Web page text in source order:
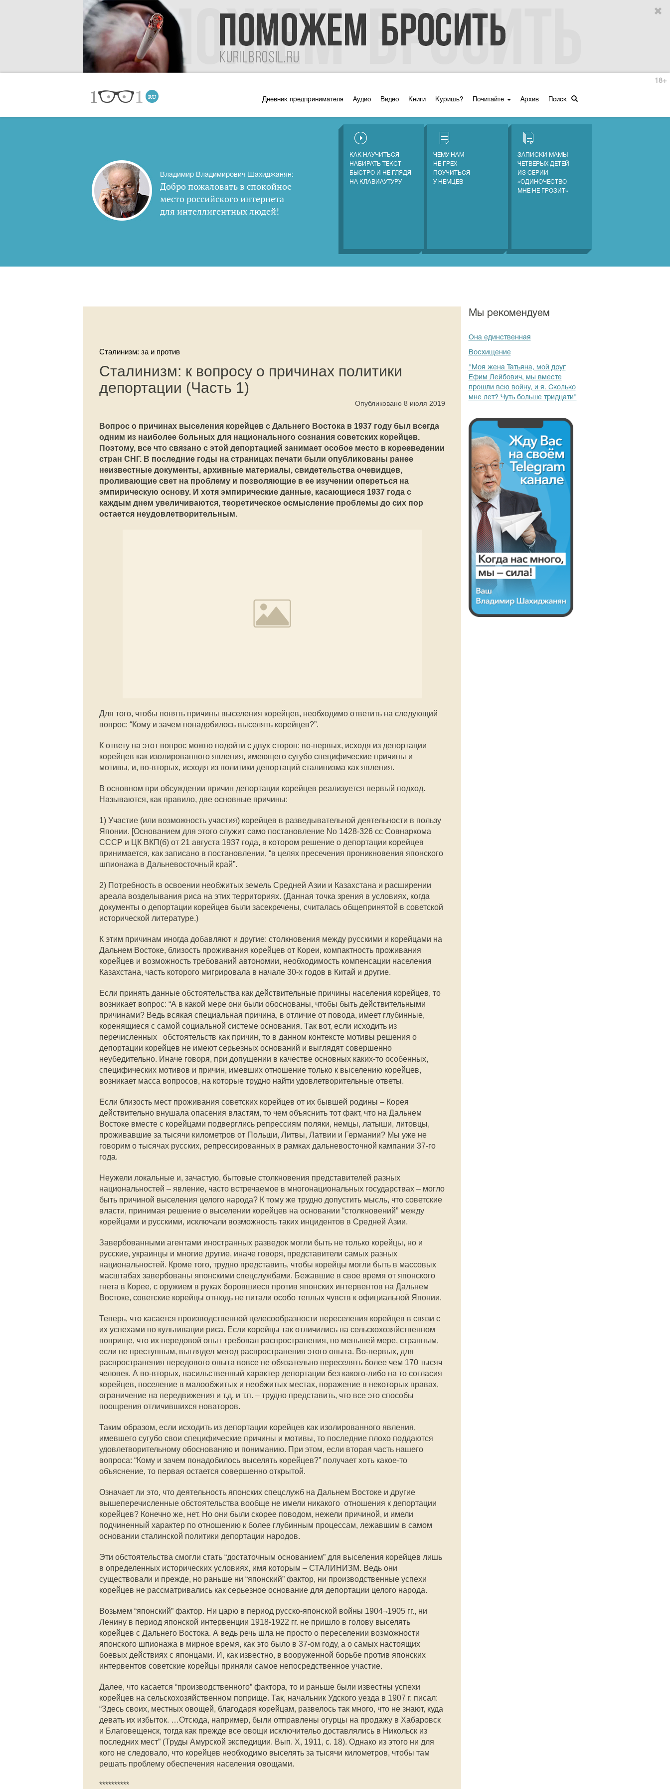
Дневник предпринимателя Аудио Видео Книги Куришь? Почитайте Архив Поиск
18+
Владимир Владимирович Шахиджанян:
Добро пожаловать в спокойное
место российского интернета
для интеллигентных людей!
КАК НАУЧИТЬСЯ
НАБИРАТЬ ТЕКСТ
БЫСТРО И НЕ ГЛЯДЯ
НА КЛАВИАУТУРУ
ЧЕМУ НАМ
НЕ ГРЕХ
ПОУЧИТЬСЯ
У НЕМЦЕВ
ЗАПИСКИ МАМЫ
ЧЕТВЕРЫХ ДЕТЕЙ
ИЗ СЕРИИ
«ОДИНОЧЕСТВО
МНЕ НЕ ГРОЗИТ»
Сталинизм: за и против
Сталинизм: к вопросу о причинах политики
депортации (Часть 1)
Опубликовано 8 июля 2019
Вопрос о причинах выселения корейцев с Дальнего Востока в 1937 году был всегда
одним из наиболее больных для национального сознания советских корейцев.
Поэтому, все что связано с этой депортацией занимает особое место в корееведении
стран СНГ. В последние годы на страницах печати были опубликованы ранее
неизвестные документы, архивные материалы, свидетельства очевидцев,
проливающие свет на проблему и позволяющие в ее изучении опереться на
эмпирическую основу. И хотя эмпирические данные, касающиеся 1937 года с
каждым днем увеличиваются, теоретическое осмысление проблемы до сих пор
остается неудовлетворительным.
Для того, чтобы понять причины выселения корейцев, необходимо ответить на следующий
вопрос: “Кому и зачем понадобилось выселять корейцев?”.
К ответу на этот вопрос можно подойти с двух сторон: во-первых, исходя из депортации
корейцев как изолированного явления, имеющего сугубо специфические причины и
мотивы, и, во-вторых, исходя из политики депортаций сталинизма как явления.
В основном при обсуждении причин депортации корейцев реализуется первый подход.
Называются, как правило, две основные причины:
1) Участие (или возможность участия) корейцев в разведывательной деятельности в пользу
Японии. [Основанием для этого служит само постановление No 1428-326 сс Совнаркома
СССР и ЦК ВКП(б) от 21 августа 1937 года, в котором решение о депортации корейцев
принимается, как записано в постановлении, “в целях пресечения проникновения японского
шпионажа в Дальневосточный край”.
2) Потребность в освоении необжитых земель Средней Азии и Казахстана и расширении
ареала возделывания риса на этих территориях. (Данная точка зрения в условиях, когда
документы о депортации корейцев были засекречены, считалась общепринятой в советской
исторической литературе.)
К этим причинам иногда добавляют и другие: столкновения между русскими и корейцами на
Дальнем Востоке, близость проживания корейцев от Кореи, компактность проживания
корейцев и возможность требований автономии, необходимость компенсации населения
Казахстана, часть которого мигрировала в начале 30-х годов в Китай и другие.
Если принять данные обстоятельства как действительные причины населения корейцев, то
возникает вопрос: “А в какой мере они были обоснованы, чтобы быть действительными
причинами? Ведь всякая специальная причина, в отличие от повода, имеет глубинные,
коренящиеся с самой социальной системе основания. Так вот, если исходить из
перечисленных обстоятельств как причин, то в данном контексте мотивы решения о
депортации корейцев не имеют серьезных оснований и выглядят совершенно
неубедительно. Иначе говоря, при допущении в качестве основных каких-то особенных,
специфических мотивов и причин, имевших отношение только к выселению корейцев,
возникает масса вопросов, на которые трудно найти удовлетворительные ответы.
Если близость мест проживания советских корейцев от их бывшей родины – Корея
действительно внушала опасения властям, то чем объяснить тот факт, что на Дальнем
Востоке вместе с корейцами подверглись репрессиям поляки, немцы, латыши, литовцы,
проживавшие за тысячи километров от Польши, Литвы, Латвии и Германии? Мы уже не
говорим о тысячах русских, репрессированных в рамках дальневосточной кампании 37-го
года.
Неужели локальные и, зачастую, бытовые столкновения представителей разных
национальностей – явление, часто встречаемое в многонациональных государствах – могло
быть причиной выселения целого народа? К тому же трудно допустить мысль, что советские
власти, принимая решение о выселении корейцев на основании “столкновений” между
корейцами и русскими, исключали возможность таких инцидентов в Средней Азии.
Завербованными агентами иностранных разведок могли быть не только корейцы, но и
русские, украинцы и многие другие, иначе говоря, представители самых разных
национальностей. Кроме того, трудно представить, чтобы корейцы могли быть в массовых
масштабах завербованы японскими спецслужбами. Бежавшие в свое время от японского
гнета в Корее, с оружием в руках боровшиеся против японских интервентов на Дальнем
Востоке, советские корейцы отнюдь не питали особо теплых чувств к официальной Японии.
Теперь, что касается производственной целесообразности переселения корейцев в связи с
их успехами по культивации риса. Если корейцы так отличились на сельскохозяйственном
поприще, что их передовой опыт требовал распространения, по меньшей мере, странным,
если не преступным, выглядел метод распространения этого опыта. Во-первых, для
распространения передового опыта вовсе не обязательно переселять более чем 170 тысяч
человек. А во-вторых, насильственный характер депортации без какого-либо на то согласия
корейцев, поселение в малообжитых и необжитых местах, поражение в некоторых правах,
ограничение на передвижения и т.д. и т.п. – трудно представить, что все это способы
поощрения отличившихся новаторов.
Таким образом, если исходить из депортации корейцев как изолированного явления,
имевшего сугубо свои специфические причины и мотивы, то последние плохо поддаются
удовлетворительному обоснованию и пониманию. При этом, если вторая часть нашего
вопроса: “Кому и зачем понадобилось выселять корейцев?” получает хоть какое-то
объяснение, то первая остается совершенно открытой.
Означает ли это, что деятельность японских спецслужб на Дальнем Востоке и другие
вышеперечисленные обстоятельства вообще не имели никакого отношения к депортации
корейцев? Конечно же, нет. Но они были скорее поводом, нежели причиной, и имели
подчиненный характер по отношению к более глубинным процессам, лежавшим в самом
основании сталинской политики депортации народов.
Эти обстоятельства смогли стать “достаточным основанием” для выселения корейцев лишь
в определенных исторических условиях, имя которым – СТАЛИНИЗМ. Ведь они
существовали и прежде, но раньше ни “японский” фактор, ни производственные успехи
корейцев не рассматривались как серьезное основание для депортации целого народа.
Возьмем “японский” фактор. Ни царю в период русско-японской войны 1904¬1905 гг., ни
Ленину в период японской интервенции 1918-1922 гг. не пришло в голову выселять
корейцев с Дальнего Востока. А ведь речь шла не просто о переселении возможности
японского шпионажа в мирное время, как это было в 37-ом году, а о самых настоящих
боевых действиях с японцами. И, как известно, в вооруженной борьбе против японских
интервентов советские корейцы приняли самое непосредственное участие.
Далее, что касается “производственного” фактора, то и раньше были известны успехи
корейцев на сельскохозяйственном поприще. Так, начальник Удского уезда в 1907 г. писал:
“Здесь своих, местных овощей, благодаря корейцам, развелось так много, что не знают, куда
девать их избыток. …Отсюда, например, были отправлены огурцы на продажу в Хабаровск
и Благовещенск, тогда как прежде все овощи исключительо доставлялись в Никольск из
последних мест” (Труды Амурской экспедиции. Вып. X, 1911, с. 18). Однако из этого ни для
кого не следовало, что корейцев необходимо выселять за тысячи километров, чтобы там
решать проблему обеспечения населения овощами.
**********
Мы рекомендуем
Она единственная
Восхищение
"Моя жена Татьяна, мой друг
Ефим Лейбович, мы вместе
прошли всю войну, и я. Сколько
мне лет? Чуть больше тридцати"